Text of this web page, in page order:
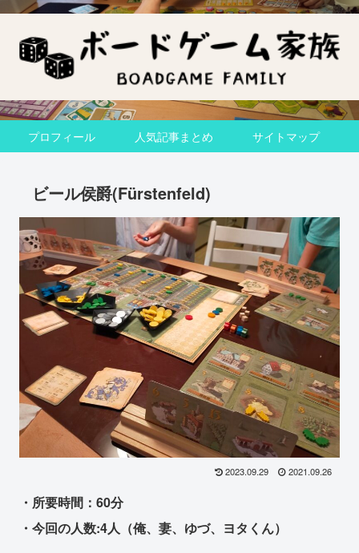
プロフィール 人気記事まとめ サイトマップ
ビール侯爵(Fürstenfeld)
2023.09.29 2021.09.26
・所要時間：60分
・今回の人数:4人（俺、妻、ゆづ、ヨタくん）